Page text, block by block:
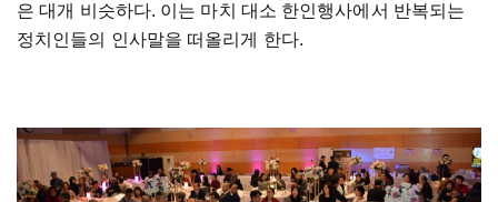
은 대개 비슷하다. 이는 마치 대소 한인행사에서 반복되는
정치인들의 인사말을 떠올리게 한다.